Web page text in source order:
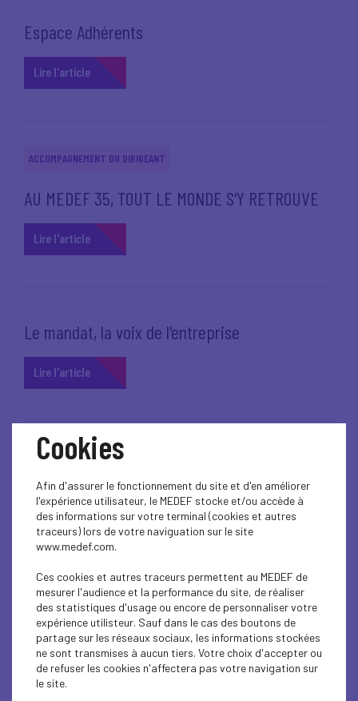
Espace Adhérents
Lire l'article
ACCOMPAGNEMENT DU DIRIGEANT
AU MEDEF 35, TOUT LE MONDE S'Y RETROUVE
Lire l'article
Le mandat, la voix de l'entreprise
Lire l'article
ACCOMPAGNEMENT DU DIRIGEANT
S’engager pour toutes les entreprises d’Ille-et-
Vilaine
Adhérer
Lire l'article
Cookies
Afin d'assurer le fonctionnement du site et d'en améliorer
l'expérience utilisateur, le MEDEF stocke et/ou accède à
des informations sur votre terminal (cookies et autres
traceurs) lors de votre naviguation sur le site
www.medef.com.
Ces cookies et autres traceurs permettent au MEDEF de
mesurer l'audience et la performance du site, de réaliser
des statistiques d'usage ou encore de personnaliser votre
expérience utilisteur. Sauf dans le cas des boutons de
partage sur les réseaux sociaux, les informations stockées
ne sont transmises à aucun tiers. Votre choix d'accepter ou
de refuser les cookies n'affectera pas votre navigation sur
le site.